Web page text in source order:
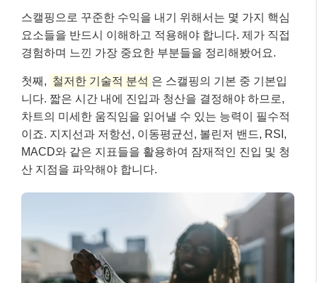
스캘핑으로 꾸준한 수익을 내기 위해서는 몇 가지 핵심
요소들을 반드시 이해하고 적용해야 합니다. 제가 직접
경험하며 느낀 가장 중요한 부분들을 정리해봤어요.
첫째, 철저한 기술적 분석 은 스캘핑의 기본 중 기본입
니다. 짧은 시간 내에 진입과 청산을 결정해야 하므로,
차트의 미세한 움직임을 읽어낼 수 있는 능력이 필수적
이죠. 지지선과 저항선, 이동평균선, 볼린저 밴드, RSI,
MACD와 같은 지표들을 활용하여 잠재적인 진입 및 청
산 지점을 파악해야 합니다.